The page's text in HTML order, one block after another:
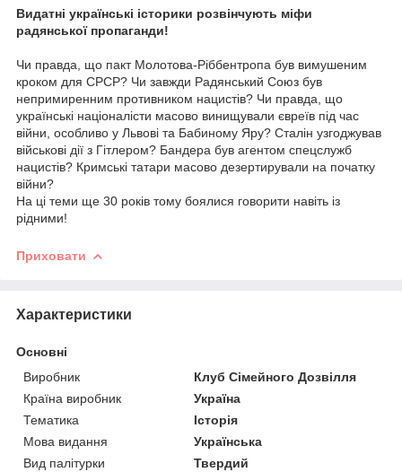
Видатні українські історики розвінчують міфи
радянської пропаганди!
Чи правда, що пакт Молотова-Ріббентропа був вимушеним
кроком для CPСР? Чи завжди Paдянський Cоюз був
непримиренним противником нацистів? Чи правда, що
українські націоналісти масово винищували євреїв під час
війни, особливо у Львові та Бабиному Яру? Сталін узгоджував
військові дії з Гітлером? Бандера був агентом спецслужб
нацистів? Кримські татари масово дезертирували на початку
війни?
На ці теми ще 30 років тому боялися говорити навіть із
рідними!
Приховати
Характеристики
Основні
Виробник
Клуб Сімейного Дозвілля
Країна виробник
Україна
Тематика
Історія
Мова видання
Українська
Вид палітурки
Твердий